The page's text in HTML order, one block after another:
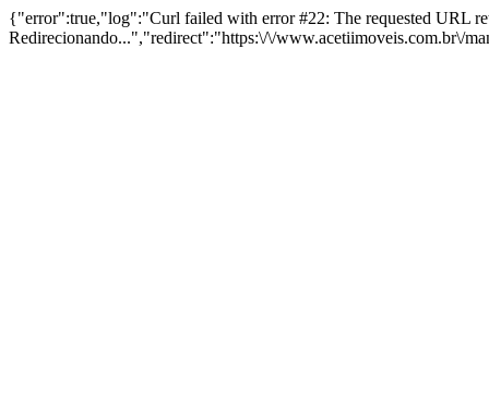
{"error":true,"log":"Curl failed with error #22: The requested URL
Redirecionando...","redirect":"https:\/\/www.acetiimoveis.com.br\/